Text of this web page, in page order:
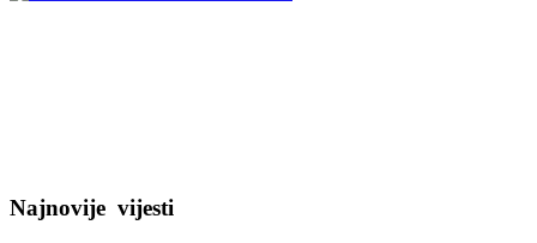
Najnovije vijesti